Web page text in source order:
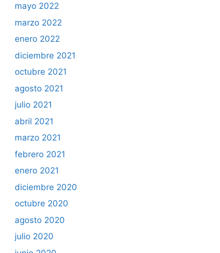
mayo 2022
marzo 2022
enero 2022
diciembre 2021
octubre 2021
agosto 2021
julio 2021
abril 2021
marzo 2021
febrero 2021
enero 2021
diciembre 2020
octubre 2020
agosto 2020
julio 2020